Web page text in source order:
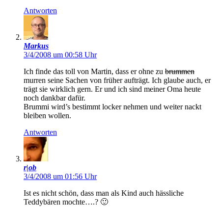
Antworten
Markus
3/4/2008 um 00:58 Uhr
Ich finde das toll von Martin, dass er ohne zu brummen
murren seine Sachen von früher aufträgt. Ich glaube auch, er
trägt sie wirklich gern. Er und ich sind meiner Oma heute
noch dankbar dafür.
Brummi wird’s bestimmt locker nehmen und weiter nackt
bleiben wollen.
Antworten
r|ob
3/4/2008 um 01:56 Uhr
Ist es nicht schön, dass man als Kind auch hässliche
Teddybären mochte….? 🙂